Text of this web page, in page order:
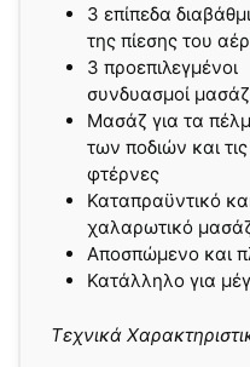
3 επίπεδα
της πίεσης του
3 προεπιλεγμένοι
συνδυασμοί μασάζ
Μασάζ για τα
των ποδιών και τις
φτέρνες
Καταπραϋντικό
χαλαρωτικό
Αποσπώμενο και
Κατάλληλο για
Τεχνικά